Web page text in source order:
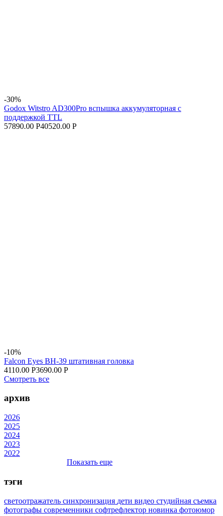
-30%
Godox Witstro AD300Pro вспышка аккумуляторная с
поддержкой TTL
57890.00 Р40520.00 Р
-10%
Falcon Eyes BH-39 штативная головка
4110.00 Р3690.00 Р
Смотреть все
архив
2026
2025
2024
2023
2022
Показать еще
тэги
светоотражатель синхронизация дети видео студийная съемка
фотографы современники софтрефлектор новинка фотоюмор